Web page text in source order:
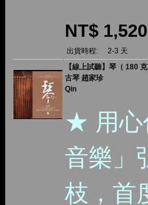
NT$ 1,520
出貨時程:
2-3 天
【線上試聽】琴（ 180
古琴 趙家珍
Qin
★ 用心
音樂」
枝，首